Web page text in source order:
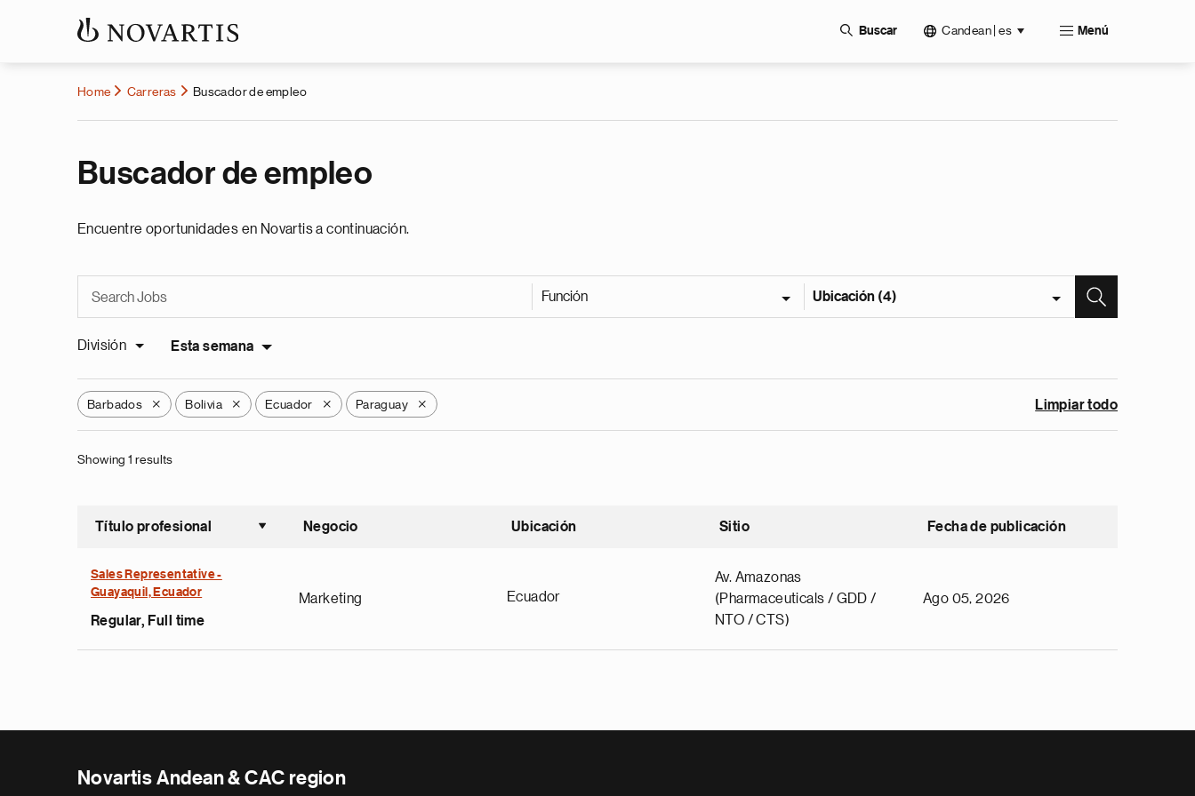
Buscar Candean | es Menú
Home Carreras Buscador de empleo
Buscador de empleo
Encuentre oportunidades en Novartis a continuación.
Función Ubicación (4)
División Esta semana
Barbados X Bolivia X Ecuador X Paraguay X Limpiar todo
Showing 1 results
Título profesional
Ordenar ascendente
Negocio Ubicación Sitio Fecha de publicación
Sales Representative -
Guayaquil, Ecuador
Regular, Full time
Marketing Ecuador
Av. Amazonas
(Pharmaceuticals / GDD /
NTO / CTS)
Ago 05, 2026
Novartis Andean & CAC region